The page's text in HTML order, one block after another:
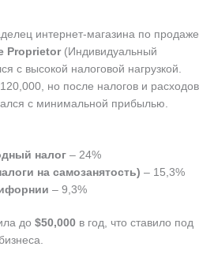
интернет-магазина по продаже
Proprietor(Индивидуальный
с высокой налоговой нагрузкой.
но после налогов и расходов
с минимальной прибылью.
налог – 24%
на самозанятость) – 15,3%
– 9,3%
до $50,000 в год, что ставило под